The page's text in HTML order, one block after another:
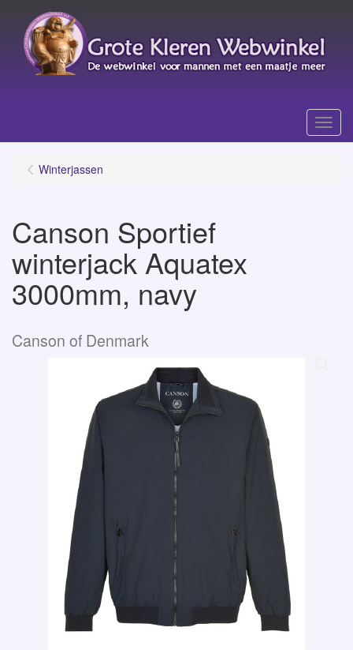
Menu
Winterjassen
Canson Sportief
winterjack Aquatex
3000mm, navy
Canson of Denmark